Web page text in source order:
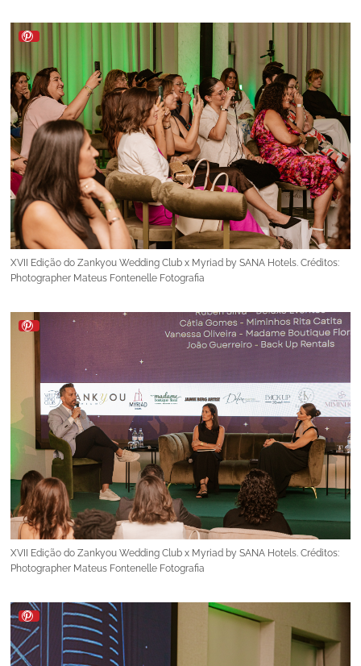
XVII Edição do Zankyou Wedding Club x Myriad by SANA Hotels. Créditos:
Photographer Mateus Fontenelle Fotografia
XVII Edição do Zankyou Wedding Club x Myriad by SANA Hotels. Créditos:
Photographer Mateus Fontenelle Fotografia